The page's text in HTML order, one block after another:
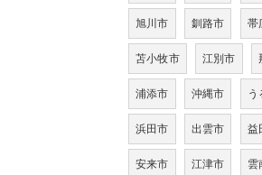
旭川市 釧路市 帯
苫小牧市 江別市
浦添市 沖縄市 う
浜田市 出雲市 益
安来市 江津市 雲